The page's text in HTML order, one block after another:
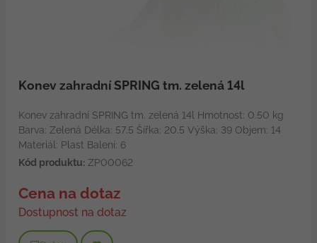
Konev zahradní SPRING tm. zelená 14l
Konev zahradní SPRING tm. zelená 14l Hmotnost: 0.50 kg
Barva: Zelená Délka: 57.5 Šířka: 20.5 Výška: 39 Objem: 14
Materiál: Plast Balení: 6
Kód produktu:ZP00062
Cena na dotaz
Dostupnost na dotaz